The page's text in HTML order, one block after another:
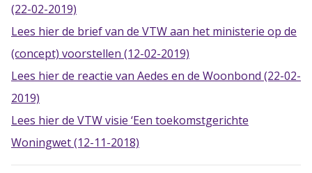
(22-02-2019)
Lees hier de brief van de VTW aan het ministerie op de
(concept) voorstellen (12-02-2019)
Lees hier de reactie van Aedes en de Woonbond (22-02-
2019)
Lees hier de VTW visie ‘Een toekomstgerichte
Woningwet (12-11-2018)